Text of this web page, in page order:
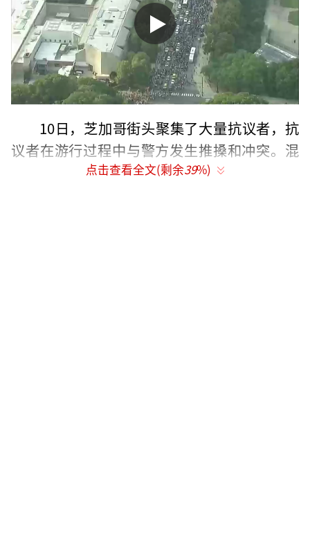
10日，芝加哥街头聚集了大量抗议者，抗
议者在游行过程中与警方发生推搡和冲突。混
乱中，多人遭警方逮捕。
点击查看全文(剩余39%)